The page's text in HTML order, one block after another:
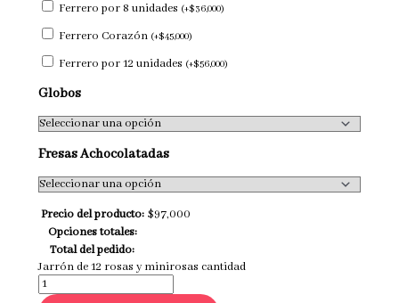
Ferrero por 8 unidades (+$36,000)
Ferrero Corazón (+$45,000)
Ferrero por 12 unidades (+$56,000)
Globos
Fresas Achocolatadas
Precio del producto: $97,000
Opciones totales:
Total del pedido:
Jarrón de 12 rosas y minirosas cantidad